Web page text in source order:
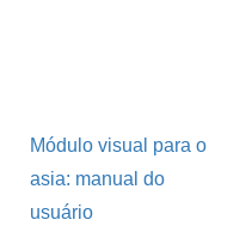
Módulo visual para o
asia: manual do
usuário